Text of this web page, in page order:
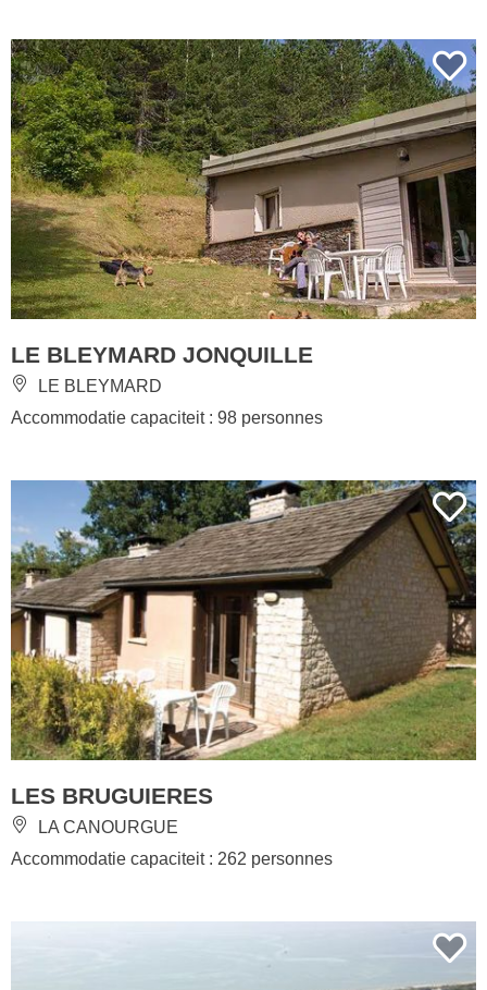
LE BLEYMARD JONQUILLE
LE BLEYMARD
Accommodatie capaciteit : 98 personnes
LES BRUGUIERES
LA CANOURGUE
Accommodatie capaciteit : 262 personnes